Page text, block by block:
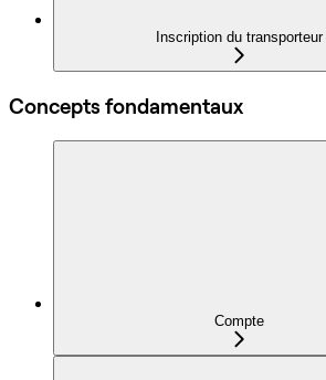
Inscription du transporteur
Concepts fondamentaux
Compte